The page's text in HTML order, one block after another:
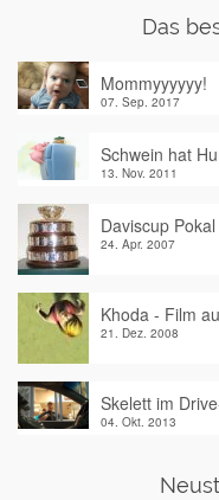
Das
Mommyyyyyy!
07. Sep. 2017
Schwein hat
13. Nov. 2011
Daviscup Pokal
24. Apr. 2007
Khoda - Film
21. Dez. 2008
Skelett im
04. Okt. 2013